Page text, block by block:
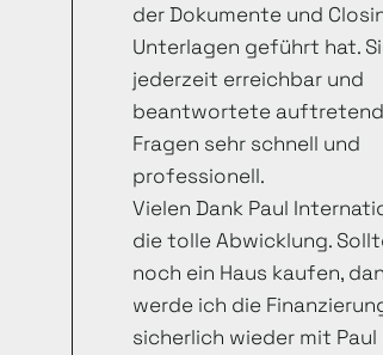
der Dokumente und
Unterlagen geführt hat.
jederzeit erreichbar und
beantwortete
Fragen sehr schnell und
professionell.
Vielen Dank Paul
die tolle Abwicklung.
noch ein Haus kaufen,
werde ich die
sicherlich wieder mit Paul